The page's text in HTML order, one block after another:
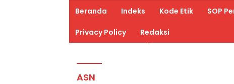
Beranda Indeks Kode Etik SOP
Privacy Policy Redaksi
ASN